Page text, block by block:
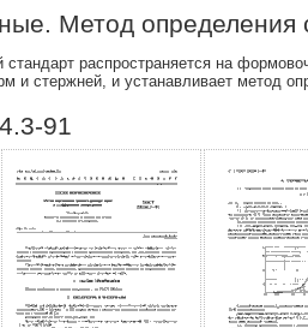
Метод определения
стандарт распространяется на
и стержней, и устанавливает метод
91